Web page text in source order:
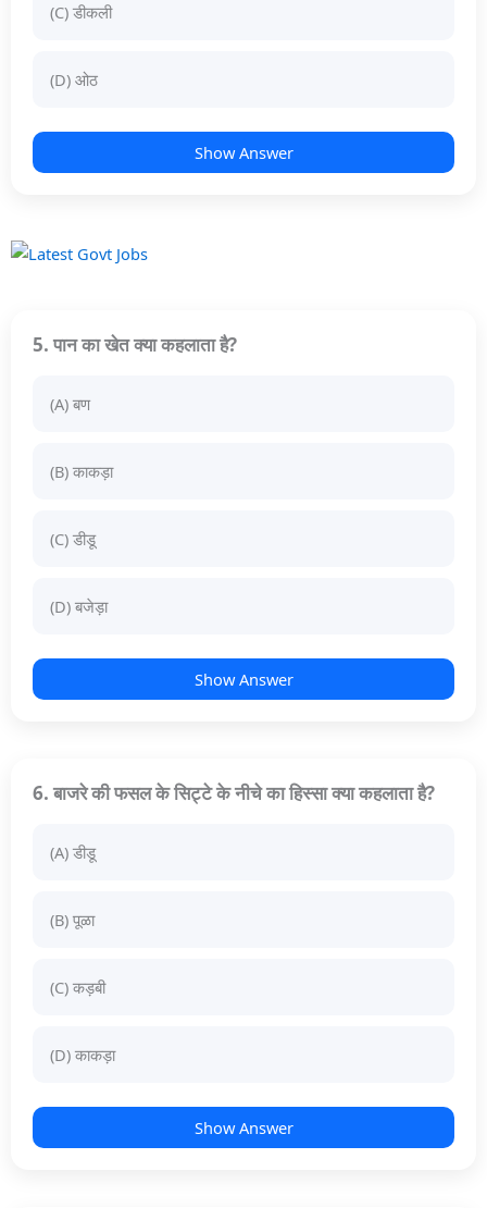
(C) डीकली
(D) ओठ
Show Answer
5. पान का खेत क्या कहलाता है?
(A) बण
(B) काकड़ा
(C) डीडू
(D) बजेड़ा
Show Answer
6. बाजरे की फसल के सिट्टे के नीचे का हिस्सा क्या कहलाता है?
(A) डीडू
(B) पूळा
(C) कड़बी
(D) काकड़ा
Show Answer